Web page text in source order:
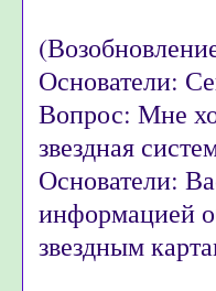
Основатели:
Вопрос: Мне
звездная
Основатели:
информацией
звездным